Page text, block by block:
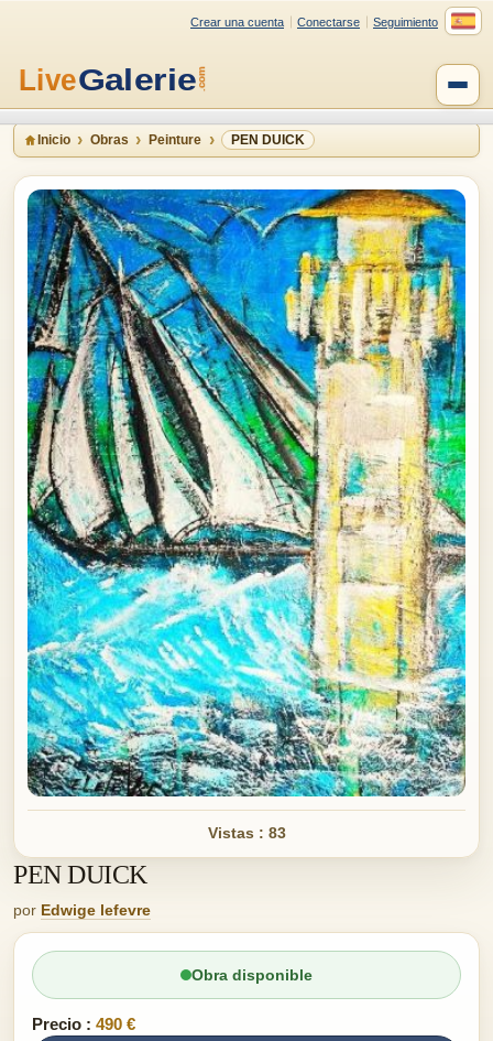
Crear una cuenta Conectarse Seguimiento
Inicio Obras Peinture PEN DUICK
Vistas : 83
PEN DUICK
por Edwige lefevre
Obra disponible
Precio : 490 €